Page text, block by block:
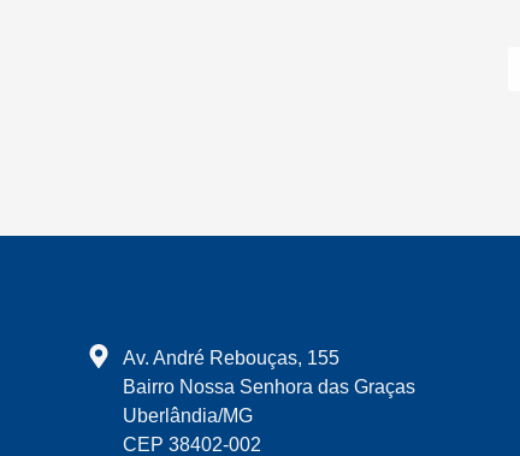
Av. André Rebouças, 155
Bairro Nossa Senhora das Graças
Uberlândia/MG
CEP 38402-002